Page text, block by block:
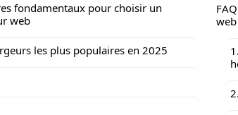
fondamentaux pour choisir un
web
les plus populaires en 2025
web